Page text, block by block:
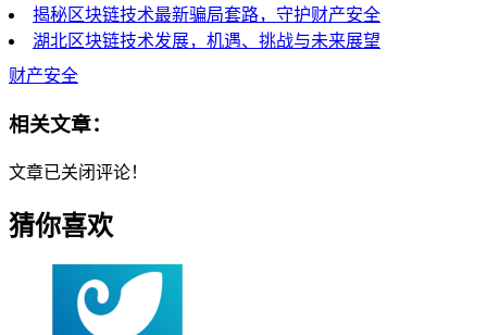
揭秘区块链技术最新骗局套路，守护财产安全
湖北区块链技术发展，机遇、挑战与未来展望
财产安全
相关文章：
文章已关闭评论！
猜你喜欢